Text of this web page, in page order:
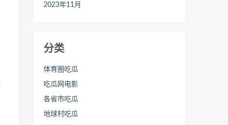
2023年11月
分类
体育圈吃瓜
吃瓜网电影
各省市吃瓜
地球村吃瓜